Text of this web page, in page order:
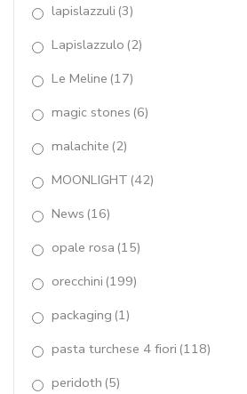
Synthesis Collezione Componibile
tagli macchina
tormalina(1)
tormaline
turchese Arizona
Waterlily(14)
zirconi (5)
lapislazzuli (3)
Lapislazzulo (2)
Le Meline (17)
magic stones (6)
malachite (2)
MOONLIGHT (42)
News (16)
opale rosa (15)
orecchini (199)
packaging (1)
pasta turchese 4 fiori (118)
peridoth (5)